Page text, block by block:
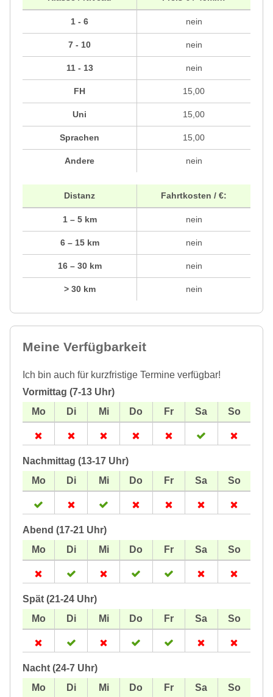
1 - 6
7 - 10
11 - 13
FH
Uni
Sprachen
Andere
nein
nein
nein
15,00
15,00
15,00
nein
Distanz
1 – 5 km
6 – 15 km
16 – 30 km
> 30 km
Fahrtkosten / €:
nein
nein
nein
nein
Meine Verfügbarkeit
Ich bin auch für kurzfristige Termine verfügbar!
Vormittag (7-13 Uhr)
Nachmittag (13-17 Uhr)
Abend (17-21 Uhr)
Spät (21-24 Uhr)
Nacht (24-7 Uhr)